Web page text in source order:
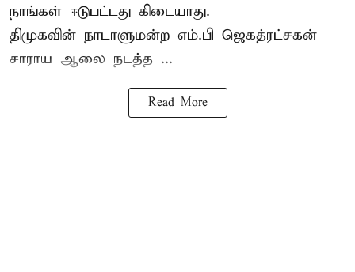
நாங்கள் ஈடுபட்டது கிடையாது.
திமுகவின் நாடாளுமன்ற எம்.பி ஜெகத்ரட்சகன்
சாராய ஆலை நடத்த ...
Read More